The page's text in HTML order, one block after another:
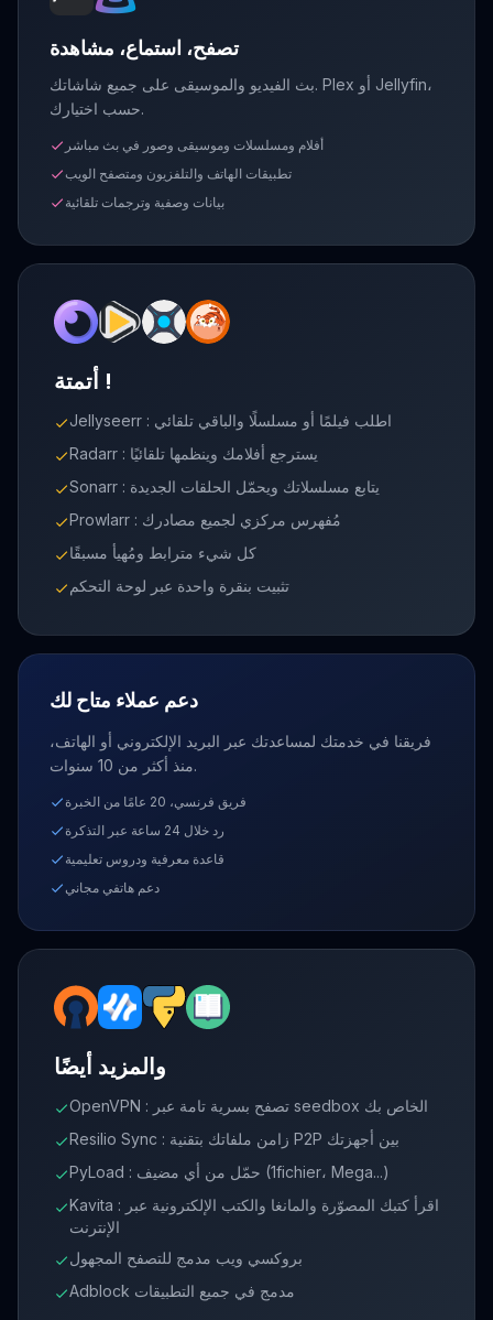
تصفح، استماع، مشاهدة
بث الفيديو والموسيقى على جميع شاشاتك. Plex أو Jellyfin،
حسب اختيارك.
check أفلام ومسلسلات وموسيقى وصور في بث مباشر
checkتطبيقات الهاتف والتلفزيون ومتصفح الويب
check بيانات وصفية وترجمات تلقائية
أتمتة !
check Jellyseerr : اطلب فيلمًا أو مسلسلًا والباقي تلقائي
check Radarr : يسترجع أفلامك وينظمها تلقائيًا
check Sonarr : يتابع مسلسلاتك ويحمّل الحلقات الجديدة
check Prowlarr : مُفهرس مركزي لجميع مصادرك
check كل شيء مترابط ومُهيأ مسبقًا
check تثبيت بنقرة واحدة عبر لوحة التحكم
دعم عملاء متاح لك
فريقنا في خدمتك لمساعدتك عبر البريد الإلكتروني أو الهاتف،
منذ أكثر من 10 سنوات.
check فريق فرنسي، 20 عامًا من الخبرة
check رد خلال 24 ساعة عبر التذكرة
check قاعدة معرفية ودروس تعليمية
checkدعم هاتفي مجاني
والمزيد أيضًا
check OpenVPN : تصفح بسرية تامة عبر seedbox الخاص بك
check Resilio Sync : زامن ملفاتك بتقنية P2P بين أجهزتك
check PyLoad : حمّل من أي مضيف (1fichier، Mega...)
checkKavita : اقرأ كتبك المصوّرة والمانغا والكتب الإلكترونية عبر
الإنترنت
check بروكسي ويب مدمج للتصفح المجهول
check Adblock مدمج في جميع التطبيقات